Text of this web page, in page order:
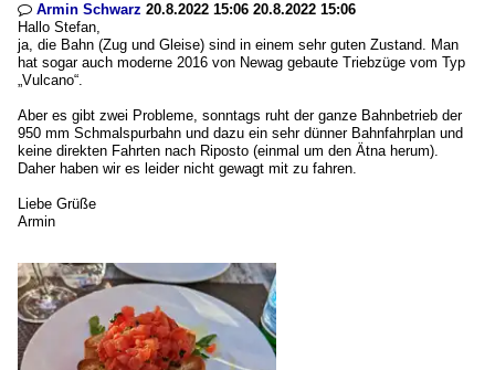
 Armin Schwarz 20.8.2022 15:06 20.8.2022 15:06
Hallo Stefan,
ja, die Bahn (Zug und Gleise) sind in einem sehr guten Zustand. Man
hat sogar auch moderne 2016 von Newag gebaute Triebzüge vom Typ
„Vulcano“.
Aber es gibt zwei Probleme, sonntags ruht der ganze Bahnbetrieb der
950 mm Schmalspurbahn und dazu ein sehr dünner Bahnfahrplan und
keine direkten Fahrten nach Riposto (einmal um den Ätna herum).
Daher haben wir es leider nicht gewagt mit zu fahren.
Liebe Grüße
Armin